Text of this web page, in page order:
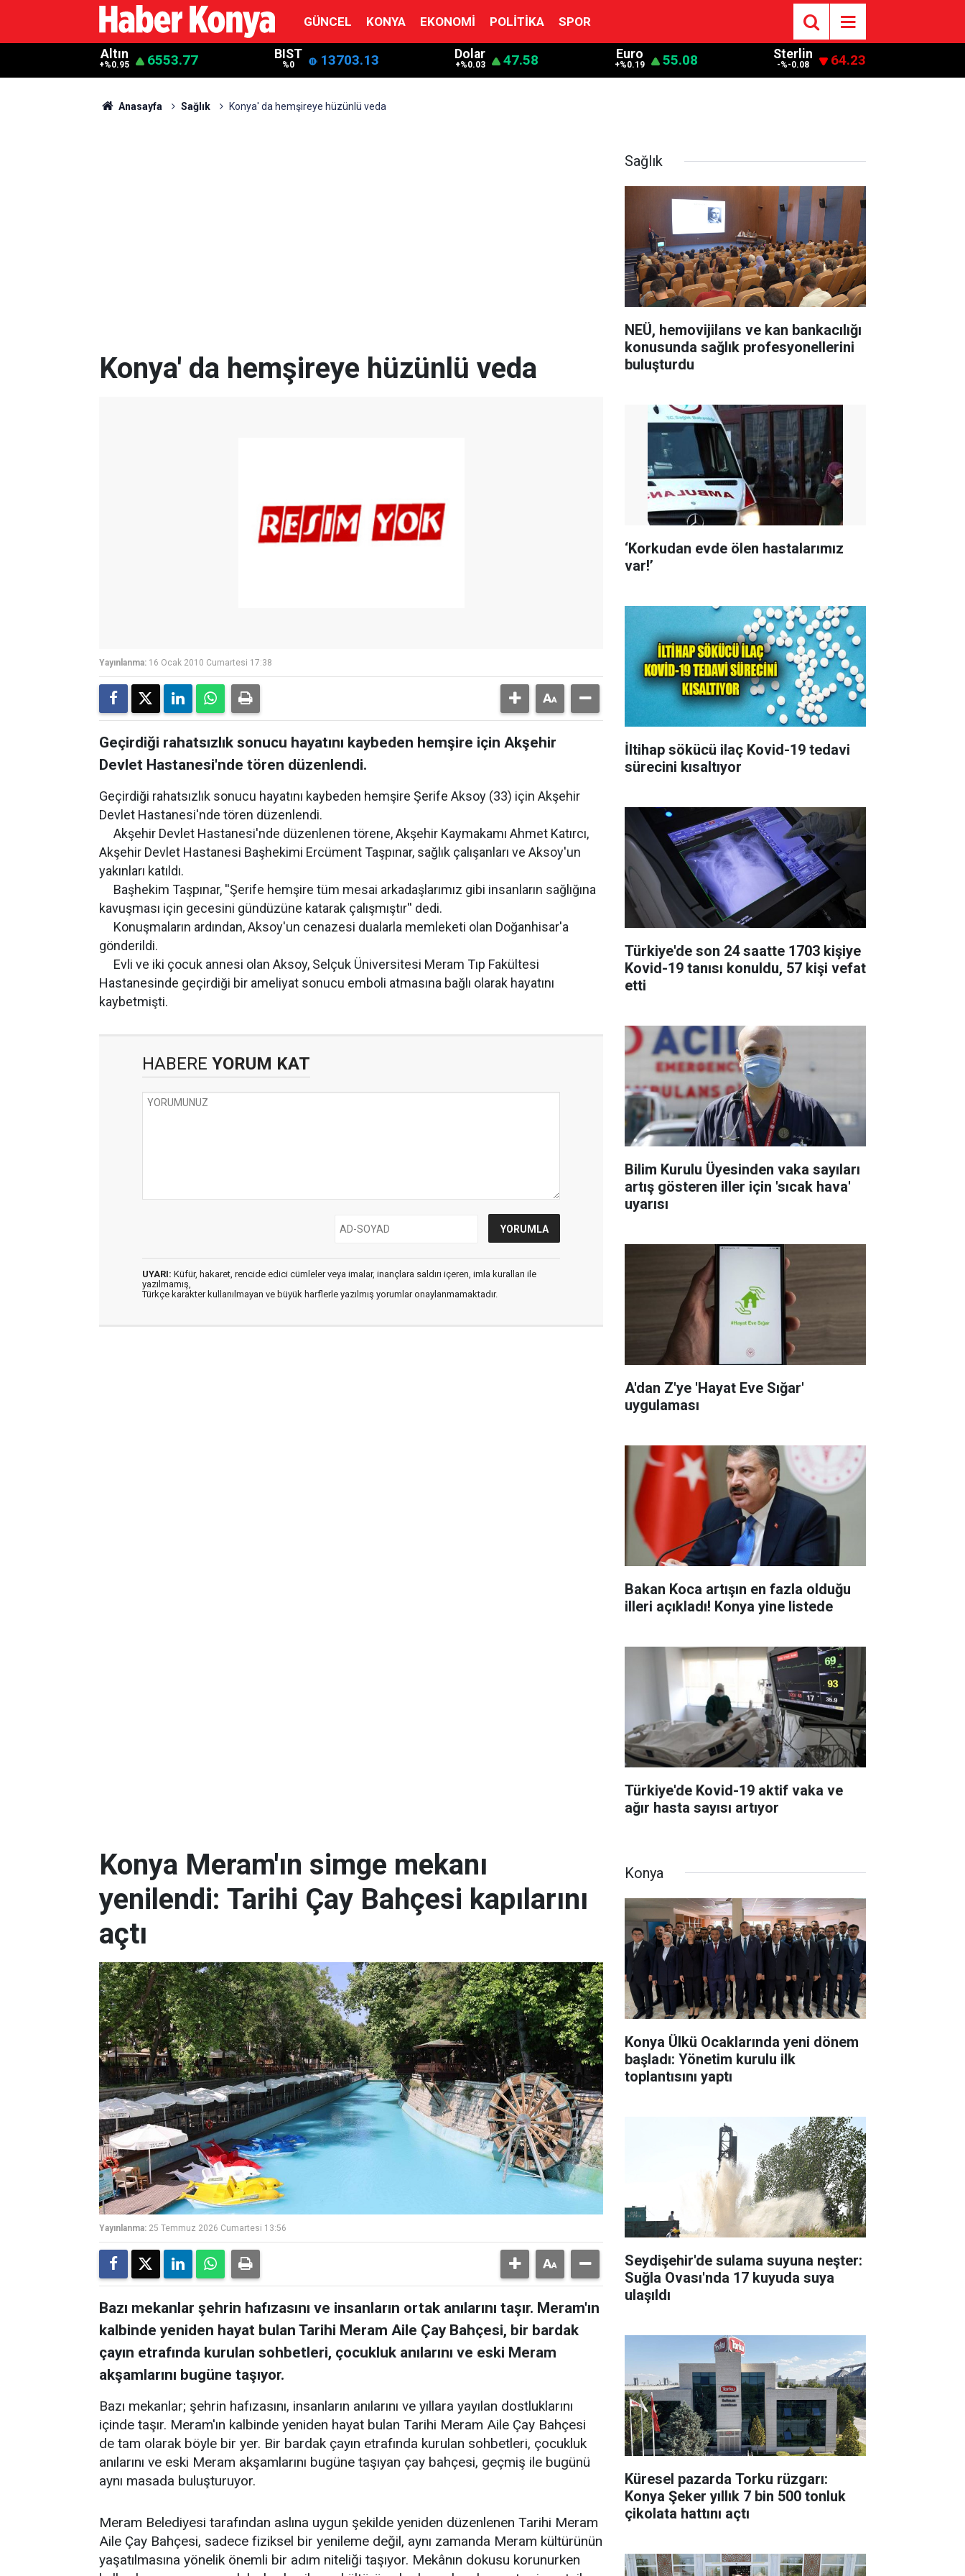
GÜNCEL KONYA EKONOMI POLITIKA SPOR
Altın
+%0.95 6553.77 BIST
%0 13703.13 Dolar
+%0.03 47.58 Euro
+%0.19 55.08 Sterlin
-%-0.08 64.23
Anasayfa Sağlık Konya' da hemşireye hüzünlü veda
Konya' da hemşireye hüzünlü veda
Yayınlanma: 16 Ocak 2010 Cumartesi 17:38
Geçirdiği rahatsızlık sonucu hayatını kaybeden hemşire için Akşehir
Devlet Hastanesi'nde tören düzenlendi.
Geçirdiği rahatsızlık sonucu hayatını kaybeden hemşire Şerife Aksoy (33) için Akşehir
Devlet Hastanesi'nde tören düzenlendi.
Akşehir Devlet Hastanesi'nde düzenlenen törene, Akşehir Kaymakamı Ahmet Katırcı,
Akşehir Devlet Hastanesi Başhekimi Ercüment Taşpınar, sağlık çalışanları ve Aksoy'un
yakınları katıldı.
Başhekim Taşpınar, ''Şerife hemşire tüm mesai arkadaşlarımız gibi insanların sağlığına
kavuşması için gecesini gündüzüne katarak çalışmıştır'' dedi.
Konuşmaların ardından, Aksoy'un cenazesi dualarla memleketi olan Doğanhisar'a
gönderildi.
Evli ve iki çocuk annesi olan Aksoy, Selçuk Üniversitesi Meram Tıp Fakültesi
Hastanesinde geçirdiği bir ameliyat sonucu emboli atmasına bağlı olarak hayatını
kaybetmişti.
HABERE YORUM KAT
UYARI: Küfür, hakaret, rencide edici cümleler veya imalar, inançlara saldırı içeren, imla kuralları ile
yazılmamış,
Türkçe karakter kullanılmayan ve büyük harflerle yazılmış yorumlar onaylanmamaktadır.
Sağlık
NEÜ, hemovijilans ve kan bankacılığı
konusunda sağlık profesyonellerini
buluşturdu
‘Korkudan evde ölen hastalarımız
var!’
İltihap sökücü ilaç Kovid-19 tedavi
sürecini kısaltıyor
Türkiye'de son 24 saatte 1703 kişiye
Kovid-19 tanısı konuldu, 57 kişi vefat
etti
Bilim Kurulu Üyesinden vaka sayıları
artış gösteren iller için 'sıcak hava'
uyarısı
A'dan Z'ye 'Hayat Eve Sığar'
uygulaması
Bakan Koca artışın en fazla olduğu
illeri açıkladı! Konya yine listede
Türkiye'de Kovid-19 aktif vaka ve
ağır hasta sayısı artıyor
Konya Meram'ın simge mekanı
yenilendi: Tarihi Çay Bahçesi kapılarını
açtı
Yayınlanma: 25 Temmuz 2026 Cumartesi 13:56
Bazı mekanlar şehrin hafızasını ve insanların ortak anılarını taşır. Meram'ın
kalbinde yeniden hayat bulan Tarihi Meram Aile Çay Bahçesi, bir bardak
çayın etrafında kurulan sohbetleri, çocukluk anılarını ve eski Meram
akşamlarını bugüne taşıyor.
Bazı mekanlar; şehrin hafızasını, insanların anılarını ve yıllara yayılan dostluklarını
içinde taşır. Meram'ın kalbinde yeniden hayat bulan Tarihi Meram Aile Çay Bahçesi
de tam olarak böyle bir yer. Bir bardak çayın etrafında kurulan sohbetleri, çocukluk
anılarını ve eski Meram akşamlarını bugüne taşıyan çay bahçesi, geçmiş ile bugünü
aynı masada buluşturuyor.
Meram Belediyesi tarafından aslına uygun şekilde yeniden düzenlenen Tarihi Meram
Aile Çay Bahçesi, sadece fiziksel bir yenileme değil, aynı zamanda Meram kültürünün
yaşatılmasına yönelik önemli bir adım niteliği taşıyor. Mekânın dokusu korunurken
Konya
Konya Ülkü Ocaklarında yeni dönem
başladı: Yönetim kurulu ilk
toplantısını yaptı
Seydişehir'de sulama suyuna neşter:
Suğla Ovası'nda 17 kuyuda suya
ulaşıldı
Küresel pazarda Torku rüzgarı:
Konya Şeker yıllık 7 bin 500 tonluk
çikolata hattını açtı